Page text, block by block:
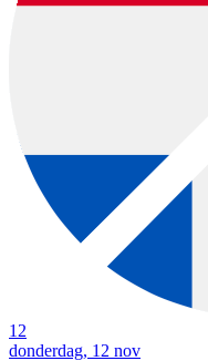
12
donderdag, 12 nov